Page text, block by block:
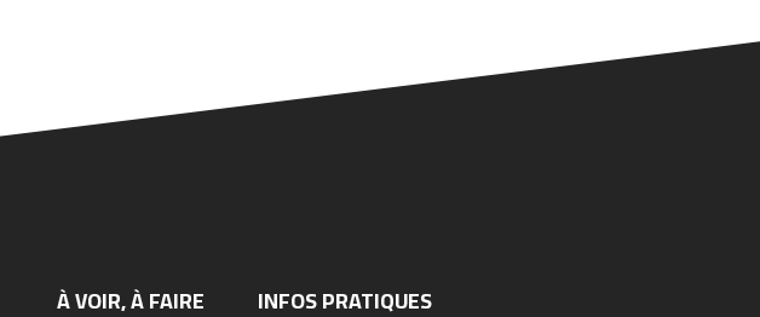
À VOIR, À FAIRE INFOS PRATIQUES